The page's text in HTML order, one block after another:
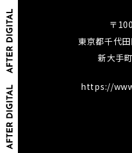
〒
東京都千代
新大手
https://